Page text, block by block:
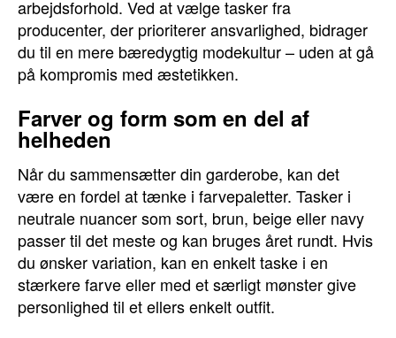
arbejdsforhold. Ved at vælge tasker fra
producenter, der prioriterer ansvarlighed, bidrager
du til en mere bæredygtig modekultur – uden at gå
på kompromis med æstetikken.
Farver og form som en del af
helheden
Når du sammensætter din garderobe, kan det
være en fordel at tænke i farvepaletter. Tasker i
neutrale nuancer som sort, brun, beige eller navy
passer til det meste og kan bruges året rundt. Hvis
du ønsker variation, kan en enkelt taske i en
stærkere farve eller med et særligt mønster give
personlighed til et ellers enkelt outfit.